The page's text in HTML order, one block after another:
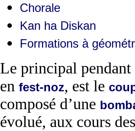
Chorale
Kan ha Diskan
Formations à
Le principal
en fest-noz, est le
composé d’une
évolué, aux cours